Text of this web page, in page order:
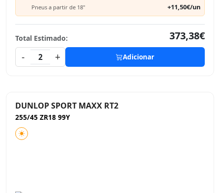
Pneus a partir de 18" +11,50€/un
Total Estimado:
373,38€
-
2 + Adicionar
DUNLOP SPORT MAXX RT2
255/45 ZR18 99Y